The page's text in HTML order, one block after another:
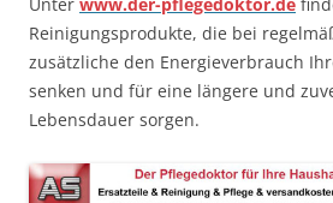
Reinigungsprodukte, die bei
zusätzliche den Energieverbrauch
senken und für eine längere und
Lebensdauer sorgen.